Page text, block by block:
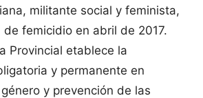
militante social y feminista,
femicidio en abril de 2017.
Provincial etablece la
y permanente en
y prevención de las